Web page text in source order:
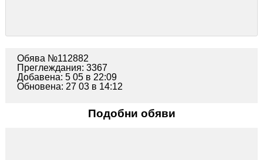
Обява №112882
Преглеждания: 3367
Добавена: 5 05 в 22:09
Обновена: 27 03 в 14:12
Подобни обяви